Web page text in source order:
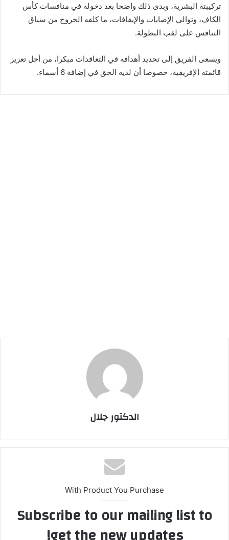
تركيبته البشرية، وبدى ذلك واضحا بعد دخوله في منافسات كأس
الكاف، وتوالي الإصابات والإيقافات، ما كلفه الخروج من سباق
التنافس على لقب البطولة.
ويسعى الفريق إلى تحديد أهدافه في التعاقدات مبكرا، من أجل تعزيز
قائمته الإفريقية، خصوصا أن لديه الحق في إضافة 6 أسماء.
الدكتور جلال
With Product You Purchase
Subscribe to our mailing list to